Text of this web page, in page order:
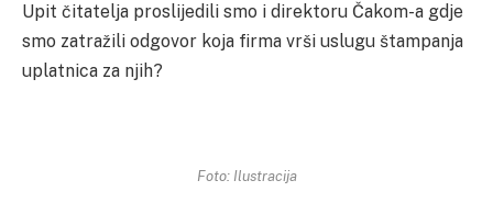
Upit čitatelja proslijedili smo i direktoru Čakom-a gdje
smo zatražili odgovor koja firma vrši uslugu štampanja
uplatnica za njih?
Foto: Ilustracija